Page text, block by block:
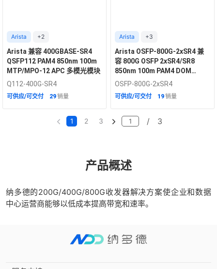
Arista +2
Arista 兼容 400GBASE-SR4
QSFP112 PAM4 850nm 100m
MTP/MPO-12 APC 多模光模块
Q112-400G-SR4
可供应/可交付 29销量
Arista +3
Arista OSFP-800G-2xSR4 兼
容 800G OSFP 2xSR4/SR8
850nm 100m PAM4 DOM
MPO/MTP 多模光模块
OSFP-800G-2xSR4
可供应/可交付 19销量
1 2 3 / 3
产品概述
纳多德的200G/400G/800G收发器解决方案使企业和数据
中心运营商能够以低成本提高带宽和速率。